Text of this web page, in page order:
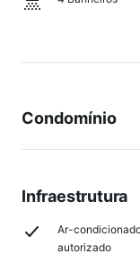
Condomínio
Infraestrutura
Ar-
autorizado